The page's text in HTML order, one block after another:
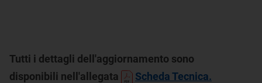
Tutti i dettagli dell'aggiornamento sono
disponibili nell'allegata
Scheda Tecnica.